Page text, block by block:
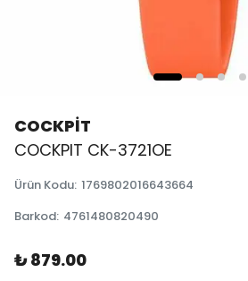
COCKPİT
COCKPIT CK-3721OE
Ürün Kodu: 1769802016643664
Barkod: 4761480820490
₺ 879.00